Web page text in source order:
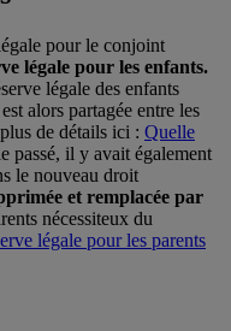
pour le conjoint
légale pour les enfants.
légale des enfants
alors partagée entre les
de détails ici : Quelle
passé, il y avait également
le nouveau droit
et remplacée par
nécessiteux du
légale pour les parents